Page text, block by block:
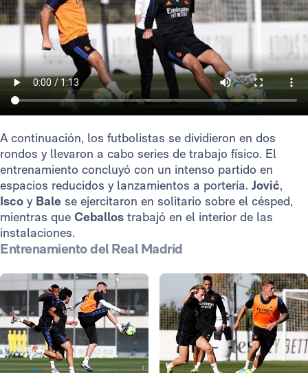
A continuación, los futbolistas se dividieron en dos
rondos y llevaron a cabo series de trabajo físico. El
entrenamiento concluyó con un intenso partido en
espacios reducidos y lanzamientos a portería. Jović,
Isco y Bale se ejercitaron en solitario sobre el césped,
mientras que Ceballos trabajó en el interior de las
instalaciones.
Entrenamiento del Real Madrid